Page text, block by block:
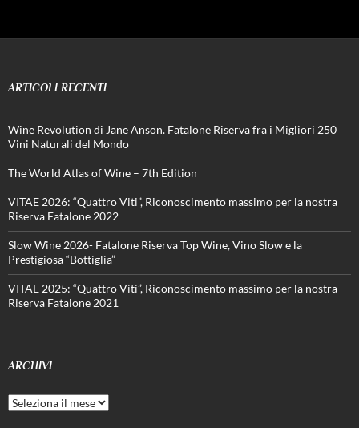
ARTICOLI RECENTI
Wine Revolution di Jane Anson. Fatalone Riserva fra i Migliori 250
Vini Naturali del Mondo
The World Atlas of Wine – 7th Edition
VITAE 2026: “Quattro Viti”, Riconoscimento massimo per la nostra
Riserva Fatalone 2022
Slow Wine 2026- Fatalone Riserva Top Wine, Vino Slow e la
Prestigiosa “Bottiglia”
VITAE 2025: “Quattro Viti”, Riconoscimento massimo per la nostra
Riserva Fatalone 2021
ARCHIVI
Archivi